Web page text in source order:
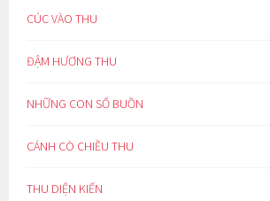
CÚC VÀO THU
ĐẬM HƯƠNG THU
NHỮNG CON SỐ BUỒN
CÁNH CÒ CHIỀU THU
THU DIỆN KIẾN